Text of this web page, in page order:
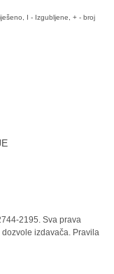
I - Izgubljene, + - broj
2195. Sva prava
izdavača. Pravila